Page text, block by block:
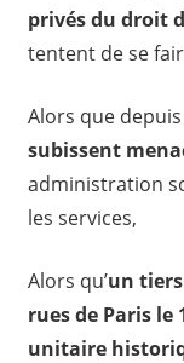
privés du droit
tentent de se
Alors que
subissent
administration
les services,
Alors qu’un
rues de Paris
unitaire